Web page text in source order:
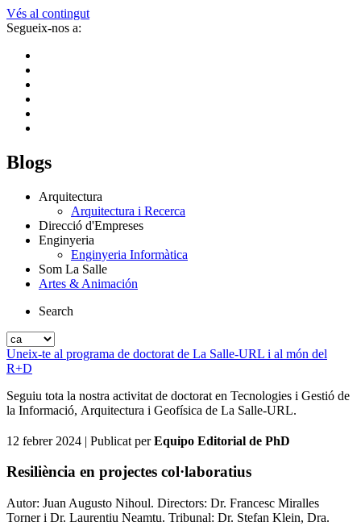
Vés al contingut
Segueix-nos a:
Blogs
Arquitectura
Arquitectura i Recerca
Direcció d'Empreses
Enginyeria
Enginyeria Informàtica
Som La Salle
Artes & Animación
Search
Uneix-te al programa de doctorat de La Salle-URL i al món del
R+D
Seguiu tota la nostra activitat de doctorat en Tecnologies i Gestió de
la Informació, Arquitectura i Geofísica de La Salle-URL.
12 febrer 2024 | Publicat perEquipo Editorial de PhD
Resiliència en projectes col·laboratius
Autor: Juan Augusto Nihoul. Directors: Dr. Francesc Miralles
Torner i Dr. Laurentiu Neamtu. Tribunal: Dr. Stefan Klein, Dra.